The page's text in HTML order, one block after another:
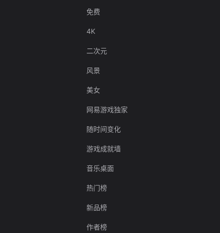
免费
4K
二次元
风景
美女
网易游戏独家
随时间变化
游戏成就墙
音乐桌面
热门榜
新品榜
作者榜